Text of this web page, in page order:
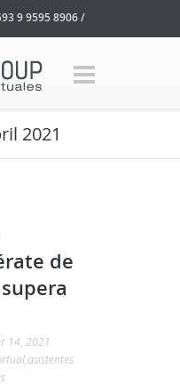
9 9595 8906 /
2021
de
14, 2021
asistentes